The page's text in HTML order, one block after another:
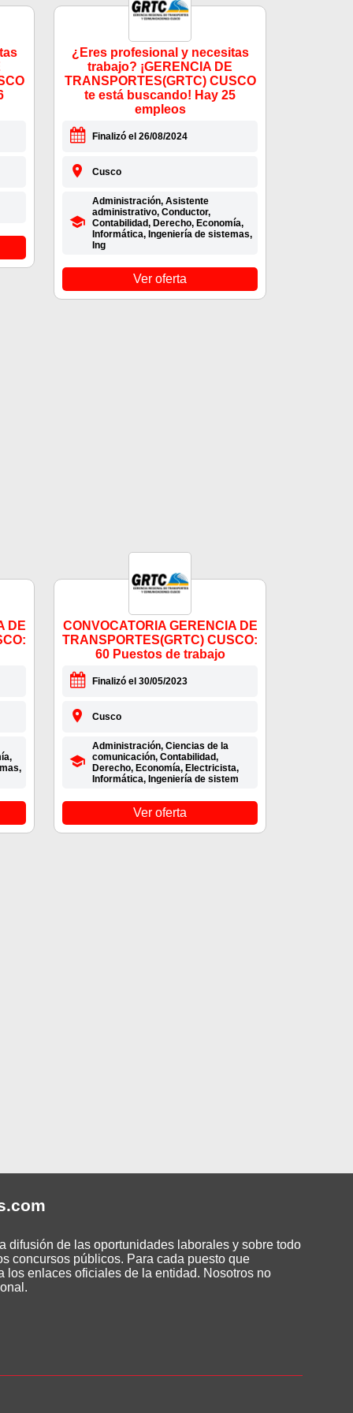
¿Eres profesional y necesitas
trabajo? ¡GERENCIA DE
TRANSPORTES(GRTC) CUSCO
te está buscando! Hay 25
empleos
Finalizó el 26/08/2024
Cusco
Administración, Asistente
administrativo, Conductor,
Contabilidad, Derecho, Economía,
Informática, Ingeniería de sistemas,
Ing
Ver oferta
DE
CONVOCATORIA GERENCIA DE
TRANSPORTES(GRTC) CUSCO:
60 Puestos de trabajo
Finalizó el 30/05/2023
Cusco
Administración, Ciencias de la
comunicación, Contabilidad,
Derecho, Economía, Electricista,
Informática, Ingeniería de sistem
Ver oferta
.com
difusión de las oportunidades laborales y sobre todo
concursos públicos. Para cada puesto que
los enlaces oficiales de la entidad. Nosotros no